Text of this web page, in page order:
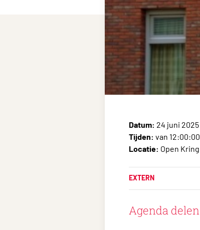
Datum: 24 juni 2025
Tijden: van
Locatie: Open Kring
EXTERN
Agenda